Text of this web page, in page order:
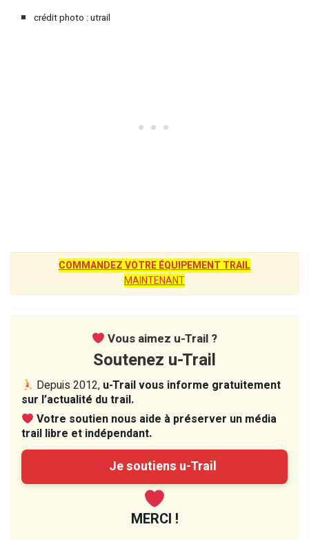
crédit photo : utrail
COMMANDEZ VOTRE ÉQUIPEMENT TRAIL
MAINTENANT
Vous aimez u-Trail ?
Soutenez u-Trail
Depuis 2012, u-Trail vous informe gratuitement
sur l’actualité du trail.
Votre soutien nous aide à préserver un média
trail libre et indépendant.
Je soutiens u-Trail
MERCI !